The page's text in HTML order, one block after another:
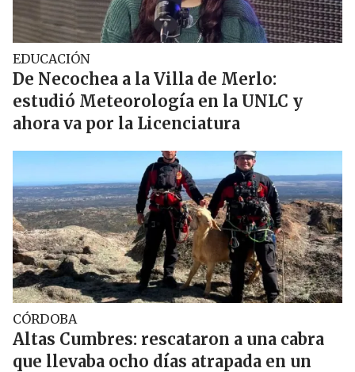
EDUCACIÓN
De Necochea a la Villa de Merlo:
estudió Meteorología en la UNLC y
ahora va por la Licenciatura
CÓRDOBA
Altas Cumbres: rescataron a una cabra
que llevaba ocho días atrapada en un